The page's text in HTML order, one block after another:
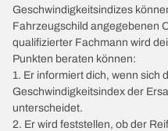
Geschwindigkeitsindizes
Fahrzeugschild angegebenen
qualifizierter Fachmann wird
Punkten beraten können:
1. Er informiert dich, wenn sich
Geschwindigkeitsindex der
unterscheidet.
2. Er wird feststellen, ob der